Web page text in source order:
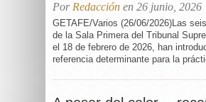
Por Redacción en 26 junio, 2026
GETAFE/Varios (26/06/2026)Las
de la Sala Primera del Tribunal
el 18 de febrero de 2026, han
referencia determinante para la